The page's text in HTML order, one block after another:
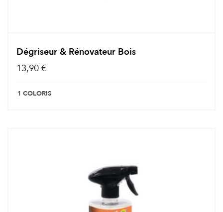
Dégriseur & Rénovateur Bois
13,90 €
1 COLORIS